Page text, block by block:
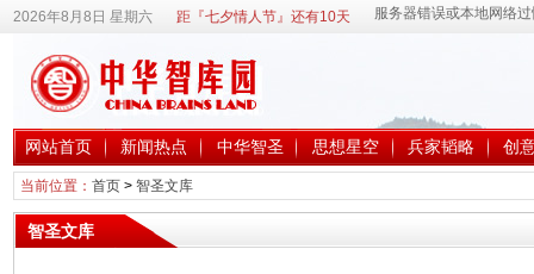
2026年8月8日 星期六 距『七夕情人节』还有10天
网站首页 新闻热点 中华智圣 思想星空 兵家韬略 创
当前位置： 首页> 智圣文库
智圣文库